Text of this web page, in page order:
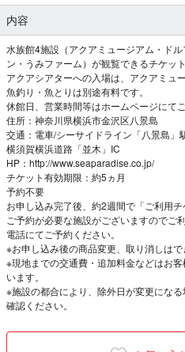
内容
水族館4施設（アクアミュージアム・ド
ン・うみファーム）が観覧できるチケット
アクアシアターへの入場は、アクアミュ
魚釣り・魚とりは別途有料です。
休館日、営業時間等はホームページにて
住所：神奈川県横浜市金沢区八景島
交通：電車/シーサイドライン「八景島
横須賀横浜道路「並木」IC
HP：http://www.seaparadise.co.jp/
チケット有効期限：約5ヵ月
予約不要
お申し込み完了後、約2週間で「ご利用チ
ご予約が必要な施設がございますのでご
電話にてご予約ください。
※お申し込み後の商品変更、取り消しはで
※現地までの交通費・追加料金などはお
います。
※施設の都合により、除外日が変更にな
確認ください。